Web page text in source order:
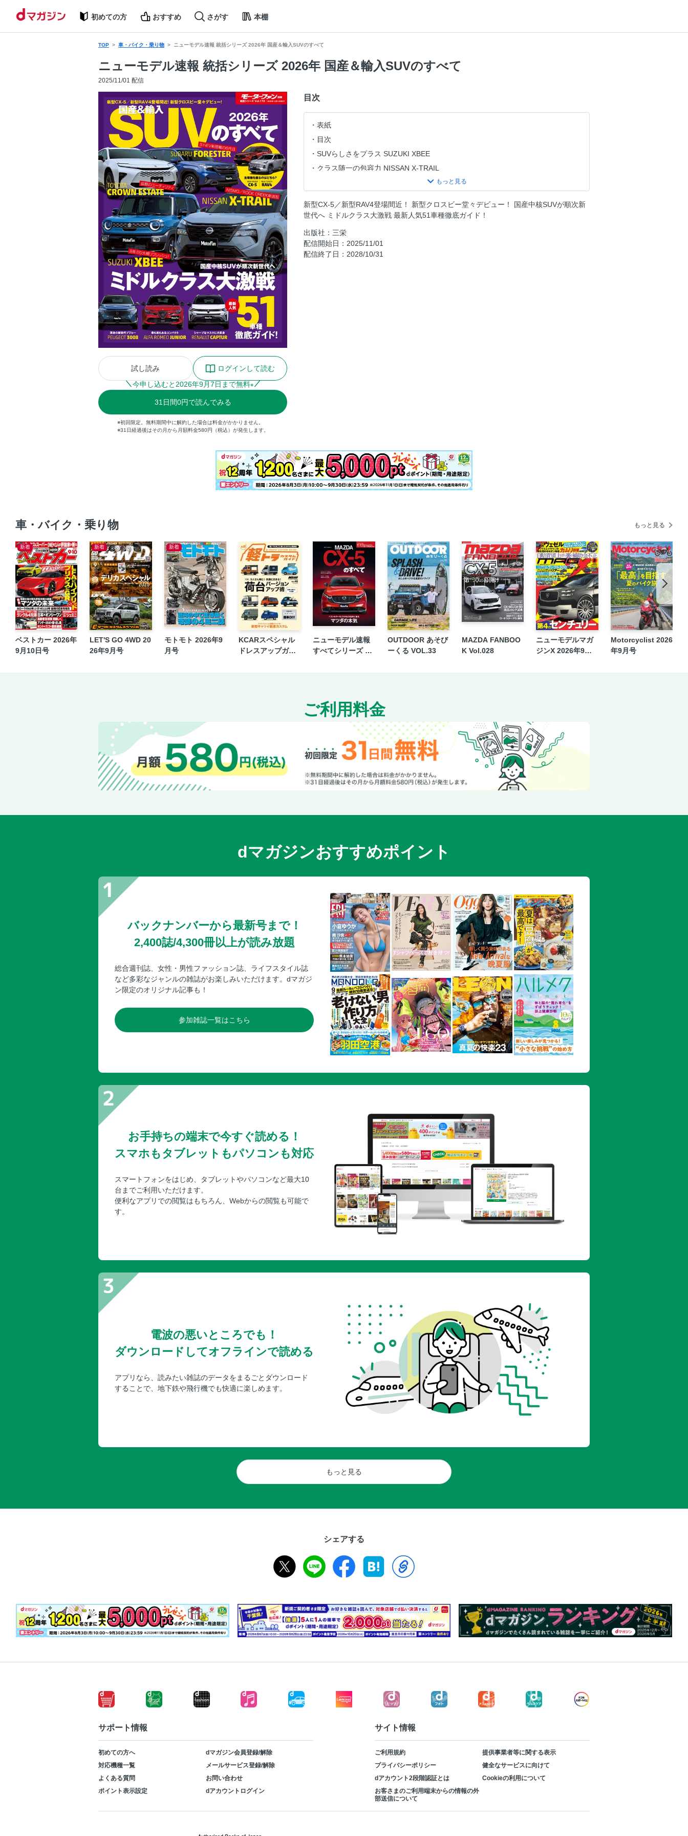
初めての方 おすすめ さがす 本棚
TOP 車・バイク・乗り物 ニューモデル速報 統括シリーズ 2026年 国産＆輸入SUVのすべて
ニューモデル速報 統括シリーズ 2026年 国産＆輸入SUVのすべて
2025/11/01 配信
試し読み
ログインして読む
今申し込むと 2026年9月7日まで無料※
31 日間0円で読んでみる
※初回限定。無料期間中に解約した場合は料金がかかりません。
※31日経過後はその月から月額料金580円（税込）が発生します。
目次
表紙
目次
SUVらしさをプラス SUZUKI XBEE
クラス随一の包容力 NISSAN X-TRAIL
新世代PHEVに注目 NEW TOYOTA RAV4
ニューモデル速報 統括シリーズ 2026年 最新EVのすべて 告知
スバル・フォレスター
スバル・クロストレック
レクサスLBX
スズキ・フロンクス
スズキ・ジムニーシエラ／ノマド
マツダCX-3
マツダCX-30
マツダMX-30
ホンダ・ヴェゼル
ホンダWR-V
ホンダZR-V
三菱アウトランダー
三菱エクリプスクロス
三菱トライトン
ツーリングBEV NEW SUBARU SOLTERRA
バリューな新グレード MERCEDES-BENZ GLA/GLB Urban Stars
輸入SUV
プジョー3008
プジョー2008
アルファロメオ・ジュニア
ルノー・アルカナ
フォルクスワーゲン・ティグアン
BMW X1／iX1
メルセデス・ベンツGLB
メルセデス・ベンツGLA
アウディQ3
アウディQ2
ボルボXC40／EX40
ジープ・レネゲード
ジープ・コンパス
プレゼントコーナー
バックナンバー
裏表紙
新型CX-5／新型RAV4登場間近！ 新型クロスビー堂々デビュー！ 国産中核SUVが順次新
世代へ ミドルクラス大激戦 最新人気51車種徹底ガイド！
出版社：三栄
配信開始日：2025/11/01
配信終了日：2028/10/31
車・バイク・乗り物 もっと見る
新着
ベストカー 2026年
9月10日号
新着
LET'S GO 4WD 20
26年9月号
新着
モトモト 2026年9
月号
KCARスペシャル
ドレスアップガイ
ニューモデル速報
すべてシリーズ 第
OUTDOOR あそび
ーくる VOL.33
MAZDA FANBOO
K Vol.028
ニューモデルマガ
ジンX 2026年9月
Motorcyclist 2026
年9月号
ご利用料金
dマガジンおすすめポイント
バックナンバーから最新号まで！
2,400誌/4,300冊以上が読み放題
総合週刊誌、女性・男性ファッション誌、ライフスタイル誌
など多彩なジャンルの雑誌がお楽しみいただけます。dマガジ
ン限定のオリジナル記事も！
参加雑誌一覧はこちら
お手持ちの端末で今すぐ読める！
スマホもタブレットもパソコンも対応
スマートフォンをはじめ、タブレットやパソコンなど最大10
台までご利用いただけます。
便利なアプリでの閲覧はもちろん、Webからの閲覧も可能で
す。
電波の悪いところでも！
ダウンロードしてオフラインで読める
アプリなら、読みたい雑誌のデータをまるごとダウンロード
することで、地下鉄や飛行機でも快適に楽しめます。
もっと見る
シェアする
サポート情報
初めての方へ
dマガジン会員登録/解除
対応機種一覧
メールサービス登録/解除
よくある質問
お問い合わせ
ポイント表示設定
dアカウントログイン
サイト情報
ご利用規約
提供事業者等に関する表示
プライバシーポリシー
健全なサービスに向けて
dアカウント2段階認証とは
Cookieの利用について
お客さまのご利用端末からの情報の外
部送信について